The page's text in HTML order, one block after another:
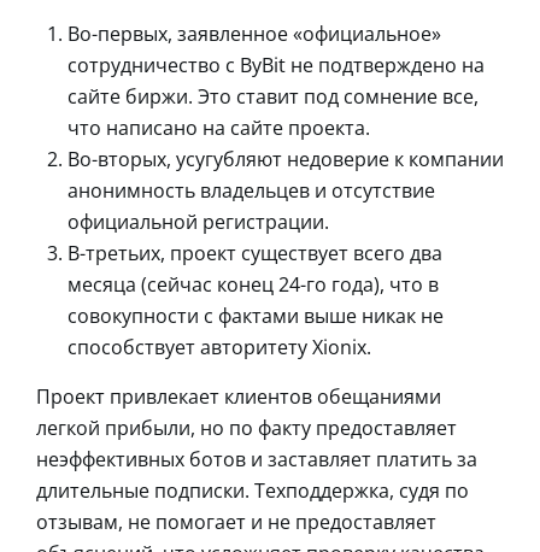
Во-первых, заявленное «официальное»
сотрудничество с ByBit не подтверждено на
сайте биржи. Это ставит под сомнение все,
что написано на сайте проекта.
Во-вторых, усугубляют недоверие к компании
анонимность владельцев и отсутствие
официальной регистрации.
В-третьих, проект существует всего два
месяца (сейчас конец 24-го года), что в
совокупности с фактами выше никак не
способствует авторитету Xionix.
Проект привлекает клиентов обещаниями
легкой прибыли, но по факту предоставляет
неэффективных ботов и заставляет платить за
длительные подписки. Техподдержка, судя по
отзывам, не помогает и не предоставляет